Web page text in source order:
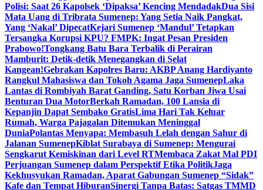
Polisi: Saat 26 Kapolsek ‘Dipaksa’ Kencing MendadakDua Sisi
Mata Uang di Tribrata Sumenep: Yang Setia Naik Pangkat,
Yang ‘Nakal’ DipecatKejari Sumenep ‘Mandul’ Tetapkan
Tersangka Korupsi KPU? FMPK: Ingat Pesan Presiden
Prabowo!Tongkang Batu Bara Terbalik di Perairan
Mamburit: Detik-detik Menegangkan di Selat
Kangean!Gebrakan Kapolres Baru: AKBP Anang Hardiyanto
Rangkul Mahasiswa dan Tokoh Agama Jaga SumenepLaka
Lantas di Rombiyah Barat Ganding, Satu Korban Jiwa Usai
Benturan Dua MotorBerkah Ramadan, 100 Lansia di
Kepanjin Dapat Sembako GratisLima Hari Tak Keluar
Rumah, Warga Pajagalan Ditemukan Meninggal
DuniaPolantas Menyapa: Membasuh Lelah dengan Sahur di
Jalanan SumenepKiblat Surabaya di Sumenep: Mengurai
Sengkarut Kemiskinan dari Level RTMembaca Zakat Mal PDI
Perjuangan Sumenep dalam Perspektif Etika PolitikJaga
Kekhusyukan Ramadan, Aparat Gabungan Sumenep “Sidak”
Kafe dan Tempat HiburanSinergi Tanpa Batas: Satgas TMMD